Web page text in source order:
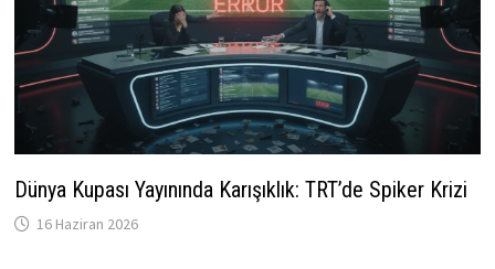
Dünya Kupası Yayınında Karışıklık: TRT’de Spiker Krizi
16 Haziran 2026